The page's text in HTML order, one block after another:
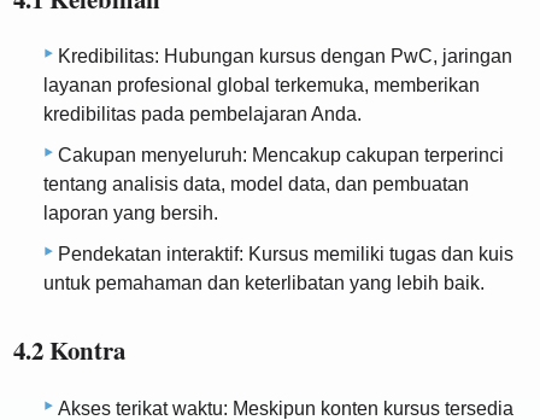
Kredibilitas: Hubungan kursus dengan PwC, jaringan
layanan profesional global terkemuka, memberikan
kredibilitas pada pembelajaran Anda.
Cakupan menyeluruh: Mencakup cakupan terperinci
tentang analisis data, model data, dan pembuatan
laporan yang bersih.
Pendekatan interaktif: Kursus memiliki tugas dan kuis
untuk pemahaman dan keterlibatan yang lebih baik.
4.2 Kontra
Akses terikat waktu: Meskipun konten kursus tersedia